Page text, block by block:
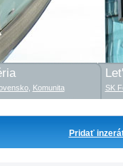
Pridať
, Komunita SK